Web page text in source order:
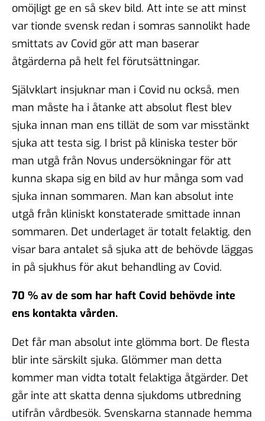
omöjligt ge en så skev bild. Att inte se att minst
var tionde svensk redan i somras sannolikt hade
smittats av Covid gör att man baserar
åtgärderna på helt fel förutsättningar.
Självklart insjuknar man i Covid nu också, men
man måste ha i åtanke att absolut flest blev
sjuka innan man ens tillät de som var misstänkt
sjuka att testa sig. I brist på kliniska tester bör
man utgå från Novus undersökningar för att
kunna skapa sig en bild av hur många som vad
sjuka innan sommaren. Man kan absolut inte
utgå från kliniskt konstaterade smittade innan
sommaren. Det underlaget är totalt felaktig, den
visar bara antalet så sjuka att de behövde läggas
in på sjukhus för akut behandling av Covid.
70 % av de som har haft Covid behövde inte
ens kontakta vården.
Det får man absolut inte glömma bort. De flesta
blir inte särskilt sjuka. Glömmer man detta
kommer man vidta totalt felaktiga åtgärder. Det
går inte att skatta denna sjukdoms utbredning
utifrån vårdbesök. Svenskarna stannade hemma